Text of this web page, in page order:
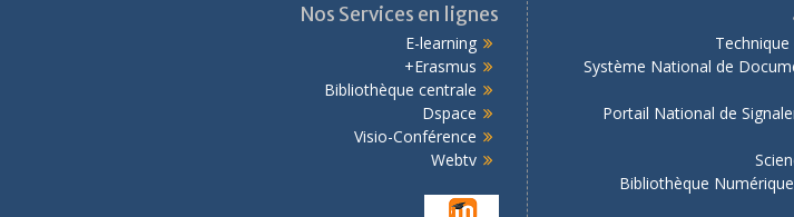
Technique
Système National de
Portail National de
Bibliothèque
Nos Services en lignes
E-learning
Erasmus+
Bibliothèque centrale
Dspace
Visio-Conférence
Webtv